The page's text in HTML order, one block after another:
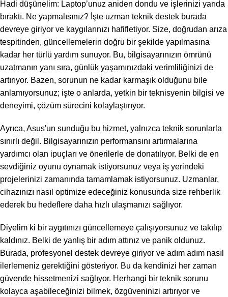
Hadi düşünelim: Laptop’unuz aniden dondu ve işlerinizi yarıda
bıraktı. Ne yapmalısınız? İşte uzman teknik destek burada
devreye giriyor ve kaygılarınızı hafifletiyor. Size, doğrudan arıza
tespitinden, güncellemelerin doğru bir şekilde yapılmasına
kadar her türlü yardım sunuyor. Bu, bilgisayarınızın ömrünü
uzatmanın yanı sıra, günlük yaşamınızdaki verimliliğinizi de
artırıyor. Bazen, sorunun ne kadar karmaşık olduğunu bile
anlamıyorsunuz; işte o anlarda, yetkin bir teknisyenin bilgisi ve
deneyimi, çözüm sürecini kolaylaştırıyor.
Ayrıca, Asus'un sunduğu bu hizmet, yalnızca teknik sorunlarla
sınırlı değil. Bilgisayarınızın performansını artırmalarına
yardımcı olan ipuçları ve önerilerle de donatılıyor. Belki de en
sevdiğiniz oyunu oynamak istiyorsunuz veya iş yerindeki
projelerinizi zamanında tamamlamak istiyorsunuz. Uzmanlar,
cihazınızı nasıl optimize edeceğiniz konusunda size rehberlik
ederek bu hedeflere daha hızlı ulaşmanızı sağlıyor.
Diyelim ki bir aygıtınızı güncellemeye çalışıyorsunuz ve takılıp
kaldınız. Belki de yanlış bir adım attınız ve panik oldunuz.
Burada, profesyonel destek devreye giriyor ve adım adım nasıl
ilerlemeniz gerektiğini gösteriyor. Bu da kendinizi her zaman
güvende hissetmenizi sağlıyor. Herhangi bir teknik sorunu
kolayca aşabileceğinizi bilmek, özgüveninizi artırıyor ve